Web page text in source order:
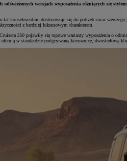
wersjach wyposażenia różniących się
konsekwentnie dostosowuje się do potrzeb coraz
z bardziej luksusowym charakterem.
250 pojawiły się topowe warianty wyposażenia o
w standardzie podgrzewaną kierownicę, dwustrefową